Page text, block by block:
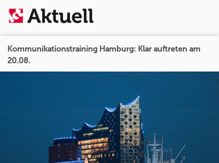
Kommunikationstraining Hamburg: Klar auftreten am
20.08.